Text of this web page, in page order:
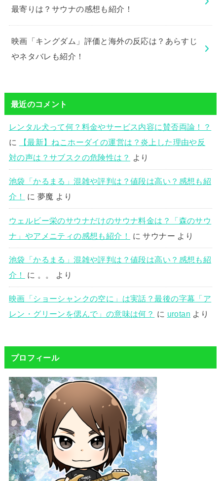
最寄りは？サウナの感想も紹介！
映画「キングダム」評価と海外の反応は？あらすじ
やネタバレも紹介！
最近のコメント
レンタル犬って何？料金やサービス内容に賛否両論！？
に
【最新】ねこホーダイの運営は？炎上した理由や反
対の声は？サブスクの危険性は？
より
池袋「かるまる」混雑や評判は？値段は高い？感想も紹
介！
に 夢魔 より
ウェルビー栄のサウナだけのサウナ料金は？「森のサウ
ナ」やアメニティの感想も紹介！
にサウナー より
池袋「かるまる」混雑や評判は？値段は高い？感想も紹
介！
に 。。 より
映画「ショーシャンクの空に」は実話？最後の字幕「ア
レン・グリーンを偲んで」の意味は何？ に urotan より
プロフィール